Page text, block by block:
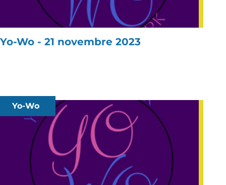
Yo-Wo - 21 novembre 2023
Yo-Wo